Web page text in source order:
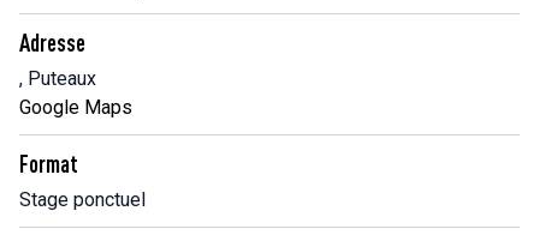
Adresse
, Puteaux
Google Maps
Format
Stage ponctuel